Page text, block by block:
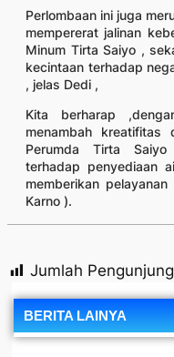
Perlombaan ini juga
mempererat jalinan
Minum Tirta Saiyo ,
kecintaan terhadap
, jelas Dedi ,
Kita berharap
menambah kreatifitas
Perumda Tirta
terhadap penyediaan
memberikan
Karno ).
Jumlah
BERITA LAINYA